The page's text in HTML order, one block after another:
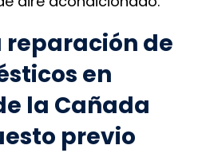
reparación de
en
la Cañada
previo